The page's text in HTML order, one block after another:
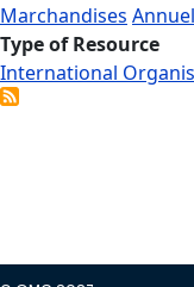
Marchandises Annuel
Type of Resource
International